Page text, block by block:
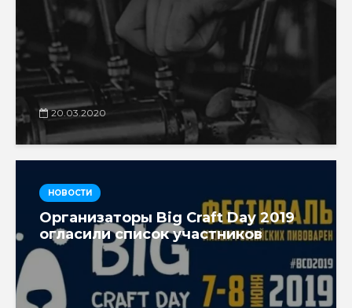
20.03.2020
НОВОСТИ
Организаторы Big Craft Day 2019
огласили список участников